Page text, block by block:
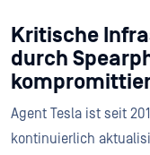
Kritische
durch
Agent Tesla ist seit
kontinuierlich